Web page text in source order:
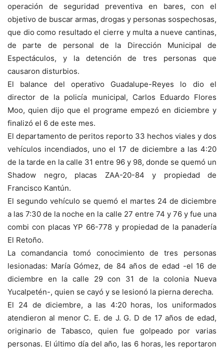
operación de seguridad preventiva en bares, con el
objetivo de buscar armas, drogas y personas sospechosas,
que dio como resultado el cierre y multa a nueve cantinas,
de parte de personal de la Dirección Municipal de
Espectáculos, y la detención de tres personas que
causaron disturbios.
El balance del operativo Guadalupe-Reyes lo dio el
director de la policía municipal, Carlos Eduardo Flores
Moo, quien dijo que el programe empezó en diciembre y
finalizó el 6 de este mes.
El departamento de peritos reporto 33 hechos viales y dos
vehículos incendiados, uno el 17 de diciembre a las 4:20
de la tarde en la calle 31 entre 96 y 98, donde se quemó un
Shadow negro, placas ZAA-20-84 y propiedad de
Francisco Kantún.
El segundo vehículo se quemó el martes 24 de diciembre
a las 7:30 de la noche en la calle 27 entre 74 y 76 y fue una
combi con placas YP 66-778 y propiedad de la panadería
El Retoño.
La comandancia tomó conocimiento de tres personas
lesionadas: María Gómez, de 84 años de edad -el 16 de
diciembre en la calle 29 con 31 de la colonia Nueva
Yucalpetén-, quien se cayó y se lesionó la pierna derecha.
El 24 de diciembre, a las 4:20 horas, los uniformados
atendieron al menor C. E. de J. G. D de 17 años de edad,
originario de Tabasco, quien fue golpeado por varias
personas. El último día del año, las 6 horas, les reportaron